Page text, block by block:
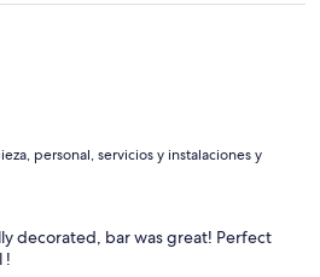
personal, servicios y instalaciones y
decorated, bar was great! Perfect
!